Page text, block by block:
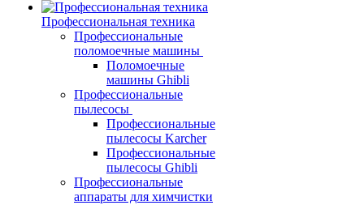
Профессиональная техника
Профессиональные
поломоечные машины
Поломоечные
машины Ghibli
Профессиональные
пылесосы
Профессиональные
пылесосы Karcher
Профессиональные
пылесосы Ghibli
Профессиональные
аппараты для химчистки